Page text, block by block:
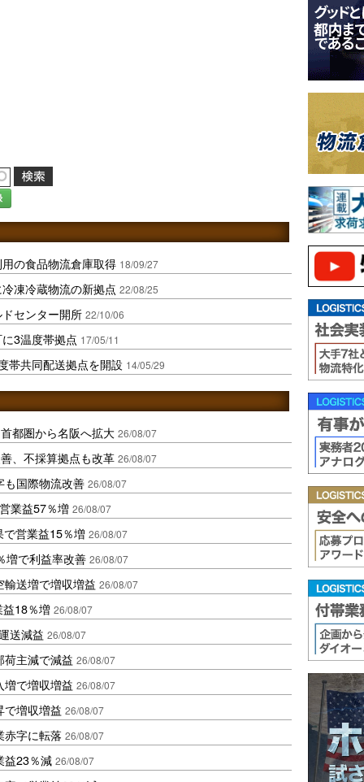
の食品物流倉庫取得 18/09/27
凍冷蔵物流の新拠点 22/08/25
センター開所 22/10/06
3温度帯拠点 17/05/11
帯共同配送拠点を開設 14/05/29
都圏から名阪へ拡大 26/08/07
、不採算拠点も改革 26/08/07
も国際物流改善 26/08/07
業益57％増 26/08/07
営業益15％増 26/08/07
増で利益率改善 26/08/07
送増で増収増益 26/08/07
18％増 26/08/07
送減益 26/08/07
主減で減益 26/08/07
で増収増益 26/08/07
で増収増益 26/08/07
赤字に転落 26/08/07
益23％減 26/08/07